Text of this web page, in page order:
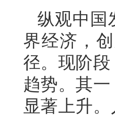
纵观中国
界经济，
径。现阶
趋势。其
显著上升